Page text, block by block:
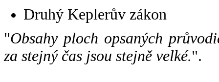
Druhý Keplerův zákon
"Obsahy ploch opsaných
za stejný čas jsou stejně velké.".